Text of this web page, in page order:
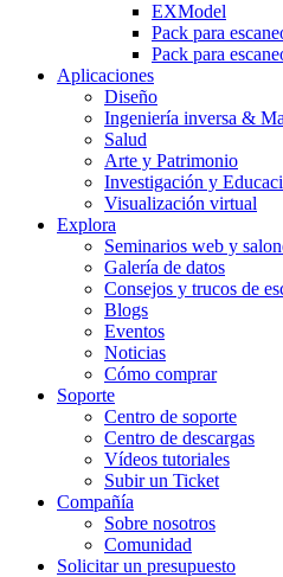
EXModel
Pack para
Pack para
Aplicaciones
Diseño
Ingeniería inversa &
Salud
Arte y Patrimonio
Investigación y
Visualización virtual
Explora
Seminarios web y
Galería de datos
Consejos y trucos de
Blogs
Eventos
Noticias
Cómo comprar
Soporte
Centro de soporte
Centro de descargas
Vídeos tutoriales
Subir un Ticket
Compañía
Sobre nosotros
Comunidad
Solicitar un presupuesto